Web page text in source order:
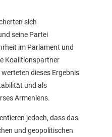
sich
seine Partei
im Parlament und
Koalitionspartner
dieses Ergebnis
und als
Armeniens.
jedoch, dass das
und geopolitischen